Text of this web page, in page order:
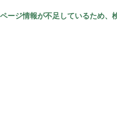
ページ情報が不足しているため、